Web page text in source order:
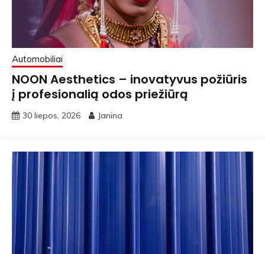
Automobiliai
NOON Aesthetics – inovatyvus požiūris
į profesionalią odos priežiūrą
30 liepos, 2026 Janina